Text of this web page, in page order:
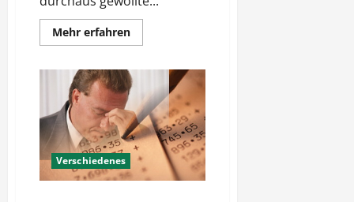
Mehr erfahrenMehr
Informationen
–
Das
Imperium
geht
zurück
Verschiedenes